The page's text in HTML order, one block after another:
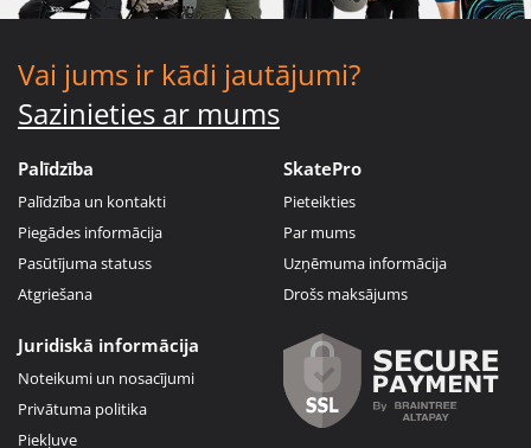
Vai jums ir kādi jautājumi?
Sazinieties ar mums
Palīdzība
Palīdzība un kontakti
Piegādes informācija
Pasūtījuma statuss
Atgriešana
SkatePro
Pieteikties
Par mums
Uzņēmuma informācija
Drošs maksājums
Juridiskā informācija
Noteikumi un nosacījumi
Privātuma politika
Piekļuve